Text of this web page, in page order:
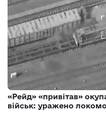
«Рейд» «привітав»
військ: уражено